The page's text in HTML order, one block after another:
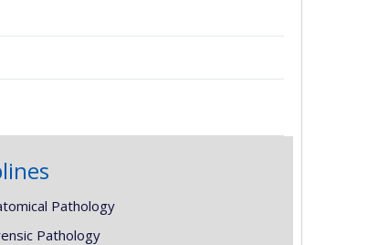
Pathology
Pathology